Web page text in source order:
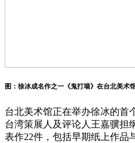
图：徐冰成名作之一《鬼打墙》在台北美术
台北美术馆正在举办徐冰的首
台湾策展人及评论人王嘉骥担
表作22件，包括早期纸上作品